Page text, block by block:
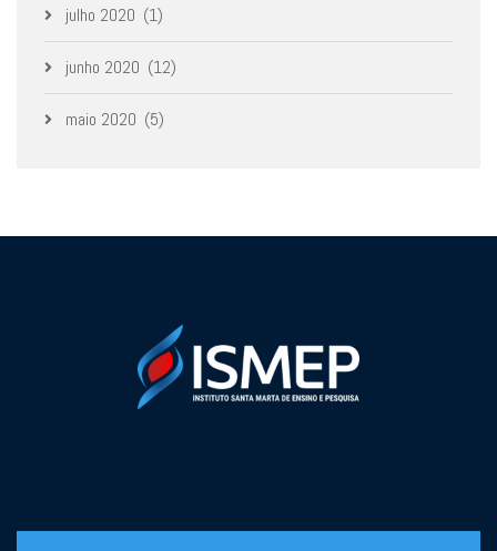
julho 2020 (1)
junho 2020 (12)
maio 2020 (5)